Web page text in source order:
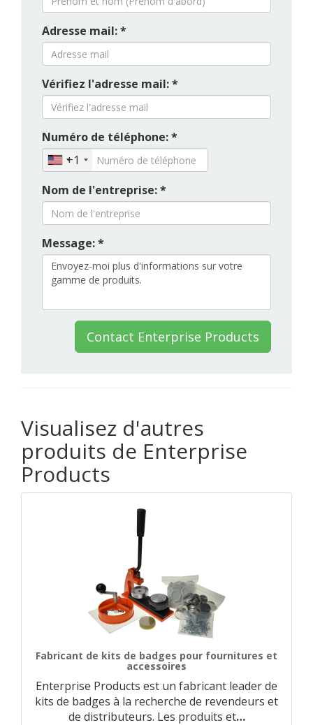
Adresse mail: *
Vérifiez l'adresse mail: *
Numéro de téléphone: *
+1
Nom de l'entreprise: *
Message: *
Contact Enterprise Products
Visualisez d'autres
produits de Enterprise
Products
Fabricant de kits de badges pour fournitures et
accessoires
Enterprise Products est un fabricant leader de
kits de badges à la recherche de revendeurs et
de distributeurs. Les produits et…